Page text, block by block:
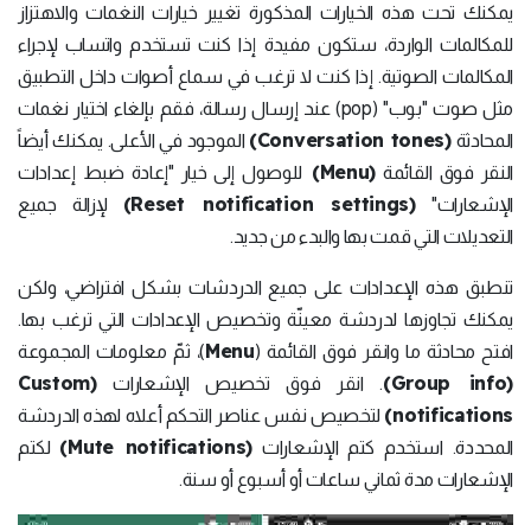
يمكنك تحت هذه الخيارات المذكورة تغيير خيارات النغمات والاهتزاز
للمكالمات الواردة، ستكون مفيدة إذا كنت تستخدم واتساب لإجراء
المكالمات الصوتية. إذا كنت لا ترغب في سماع أصوات داخل التطبيق
مثل صوت "بوب" (pop) عند إرسال رسالة، فقم بإلغاء اختيار نغمات
المحادثة(Conversation tones)
الموجود في الأعلى. يمكنك أيضاً
النقر فوق القائمة (Menu)
للوصول إلى خيار "إعادة ضبط إعدادات
الإشعارات"(Reset notification settings)
لإزالة جميع
التعديلات التي قمت بها والبدء من جديد.
تنطبق هذه الإعدادات على جميع الدردشات بشكل افتراضي، ولكن
يمكنك تجاوزها لدردشة معينّة وتخصيص الإعدادات التي ترغب بها.
افتح محادثة ما وانقر فوق القائمة (Menu)، ثمّ معلومات المجموعة
(Group info) . انقر فوق تخصيص الإشعارات (Custom
notifications)
لتخصيص نفس عناصر التحكم أعلاه لهذه الدردشة
المحددة. استخدم كتم الإشعارات (Mute notifications)
لكتم
الإشعارات مدة ثماني ساعات أو أسبوع أو سنة.